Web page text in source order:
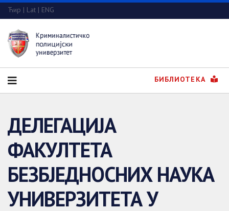
Ћир | Lat | ENG
БИБЛИОТЕКА
ДЕЛЕГАЦИЈА
ФАКУЛТЕТА
БЕЗБЈЕДНОСНИХ НАУКА
УНИВЕРЗИТЕТА У